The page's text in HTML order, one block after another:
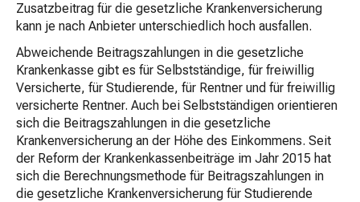
Zusatzbeitrag für die gesetzliche Krankenversicherung
kann je nach Anbieter unterschiedlich hoch ausfallen.
Abweichende Beitragszahlungen in die gesetzliche
Krankenkasse gibt es für Selbstständige, für freiwillig
Versicherte, für Studierende, für Rentner und für freiwillig
versicherte Rentner. Auch bei Selbstständigen orientieren
sich die Beitragszahlungen in die gesetzliche
Krankenversicherung an der Höhe des Einkommens. Seit
der Reform der Krankenkassenbeiträge im Jahr 2015 hat
sich die Berechnungsmethode für Beitragszahlungen in
die gesetzliche Krankenversicherung für Studierende